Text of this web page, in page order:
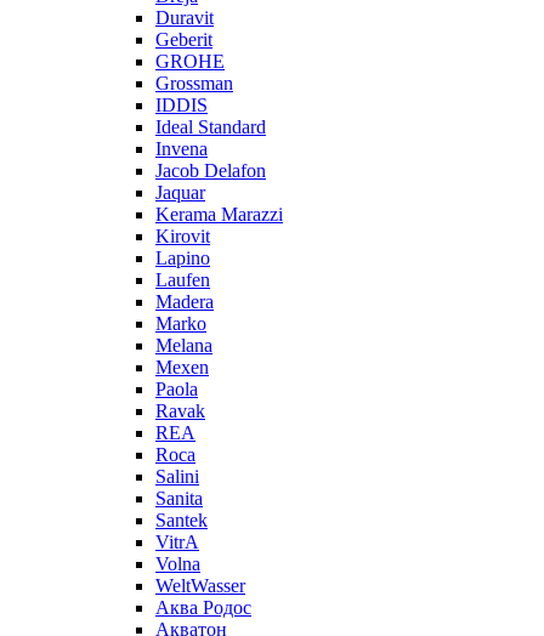
Duravit
Geberit
GROHE
Grossman
IDDIS
Ideal Standard
Invena
Jacob Delafon
Jaquar
Kerama Marazzi
Kirovit
Lapino
Laufen
Madera
Marko
Melana
Mexen
Paola
Ravak
REA
Roca
Salini
Sanita
Santek
VitrA
Volna
WeltWasser
Аква Родос
Акватон